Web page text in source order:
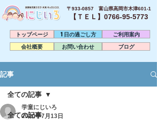
〒933-0857 富山県高岡市木津601-1
【ＴＥＬ】0766-95-5773​
トップページ 1日の過ごし方
ご利用案内
会社概要
お問い合わせ ブログ
記事
全ての記事
全ての記事
学童にじいろ
2020年7月13日